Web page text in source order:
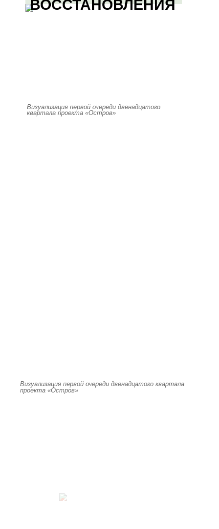
ВОССТАНОВЛЕНИЯ
Визуализация первой очереди двенадцатого
квартала проекта «Остров»
Визуализация первой очереди двенадцатого квартала
проекта «Остров»